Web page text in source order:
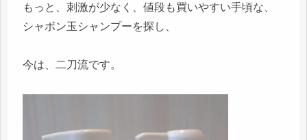
もっと、刺激が少なく、値段も買いやすい手頃な、
シャボン玉シャンプーを探し、
今は、二刀流です。